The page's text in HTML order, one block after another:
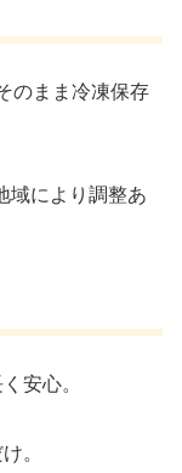
のまま冷凍保存
域により調整あ
安心。
。